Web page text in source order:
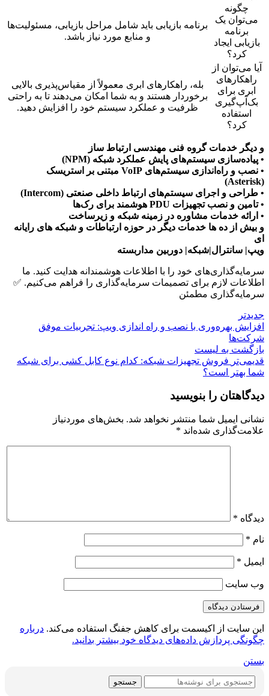
چگونه
می‌توان یک
برنامه
بازیابی ایجاد
کرد؟
برنامه بازیابی باید شامل مراحل بازیابی، مسئولیت‌ها
و منابع مورد نیاز باشد.
آیا می‌توان از
راهکارهای
ابری برای
بک‌آپ‌گیری
استفاده
کرد؟
بله، راهکارهای ابری معمولاً از مقیاس‌پذیری بالایی
برخوردار هستند و به شما امکان می‌دهند تا به راحتی
ظرفیت و عملکرد سیستم خود را افزایش دهید.
و دیگر خدمات گروه فنی مهندسی ارتباط ساز
• پیاده‌سازی سیستم‌های پایش عملکرد شبکه (NPM)
• نصب و راه‌اندازی سیستم‌های VoIP مبتنی بر استریسک
(Asterisk)
• طراحی و اجرای سیستم‌های ارتباط داخلی صنعتی (Intercom)
• تامین و نصب تجهیزات PDU هوشمند برای رک‌ها
• ارائه خدمات مشاوره در زمینه شبکه و زیرساخت
و بیش از ده ها خدمات دیگر در حوزه ارتباطات و شبکه های رایانه
ای
ویپ| سانترال|شبکه| دوربین مداربسته
سرمایه‌گذاری‌های خود را با اطلاعات هوشمندانه هدایت کنید. ما
اطلاعات لازم برای تصمیمات سرمایه‌گذاری را فراهم می‌کنیم. ✅
سرمایه‌گذاری مطمئن
جدیدتر
افزایش بهره‌وری با نصب و راه اندازی ویپ: تجربیات موفق
شرکت‌ها
بازگشت بە لیست
قدیمی‌تر فروش تجهیزات شبکه: کدام نوع کابل کشی برای شبکه
شما بهتر است؟
دیدگاهتان را بنویسید
نشانی ایمیل شما منتشر نخواهد شد. بخش‌های موردنیاز
علامت‌گذاری شده‌اند *
دیدگاه *
نام *
ایمیل *
وب‌ سایت
این سایت از اکیسمت برای کاهش جفنگ استفاده می‌کند. درباره
چگونگی پردازش داده‌های دیدگاه خود بیشتر بدانید.
بستن
جستجو